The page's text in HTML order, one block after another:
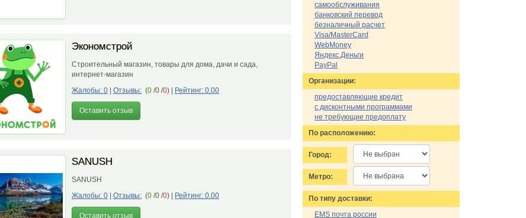
Экономстрой
Строительный магазин, товары для дома, дачи и сада,
интернет-магазин
Жалобы: 0
Отзывы: (0 /0 /0) Рейтинг: 0.00
Оставить отзыв
SANUSH
SANUSH
Жалобы: 0
Отзывы: (0 /0 /0) Рейтинг: 0.00
Оставить отзыв
самообслуживания
банковский перевод
безналичный расчет
Visa/MasterCard
WebMoney
Яндекс.Деньги
PayPal
Организации:
предоставляющие кредит
с дисконтными программами
не требующие предоплату
По расположению:
Город:
Метро:
По типу доставки:
EMS почта россии